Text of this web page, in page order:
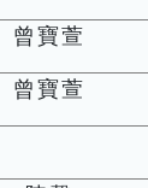
曾寶萱
曾寶萱